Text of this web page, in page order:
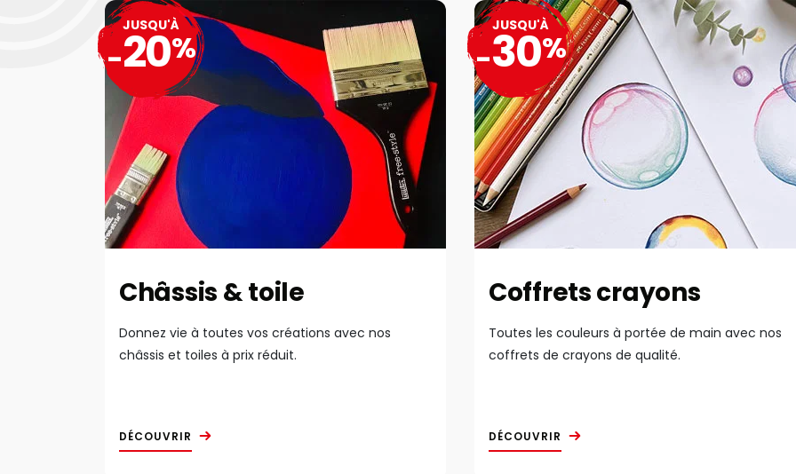
Châssis & toile
Donnez vie à toutes vos créations avec nos
châssis et toiles à prix réduit.
DÉCOUVRIR
JUSQU'À
-20%
Coffrets crayons
Toutes les couleurs à portée de main avec nos
coffrets de crayons de qualité.
DÉCOUVRIR
JUSQU'À
-30%